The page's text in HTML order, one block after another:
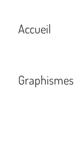
Accueil
Graphismes